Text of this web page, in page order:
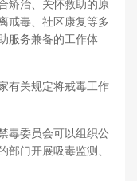
矫治、关怀救助的原
戒毒、社区康复等多
服务兼备的工作体
有关规定将戒毒工作
毒委员会可以组织公
部门开展吸毒监测、